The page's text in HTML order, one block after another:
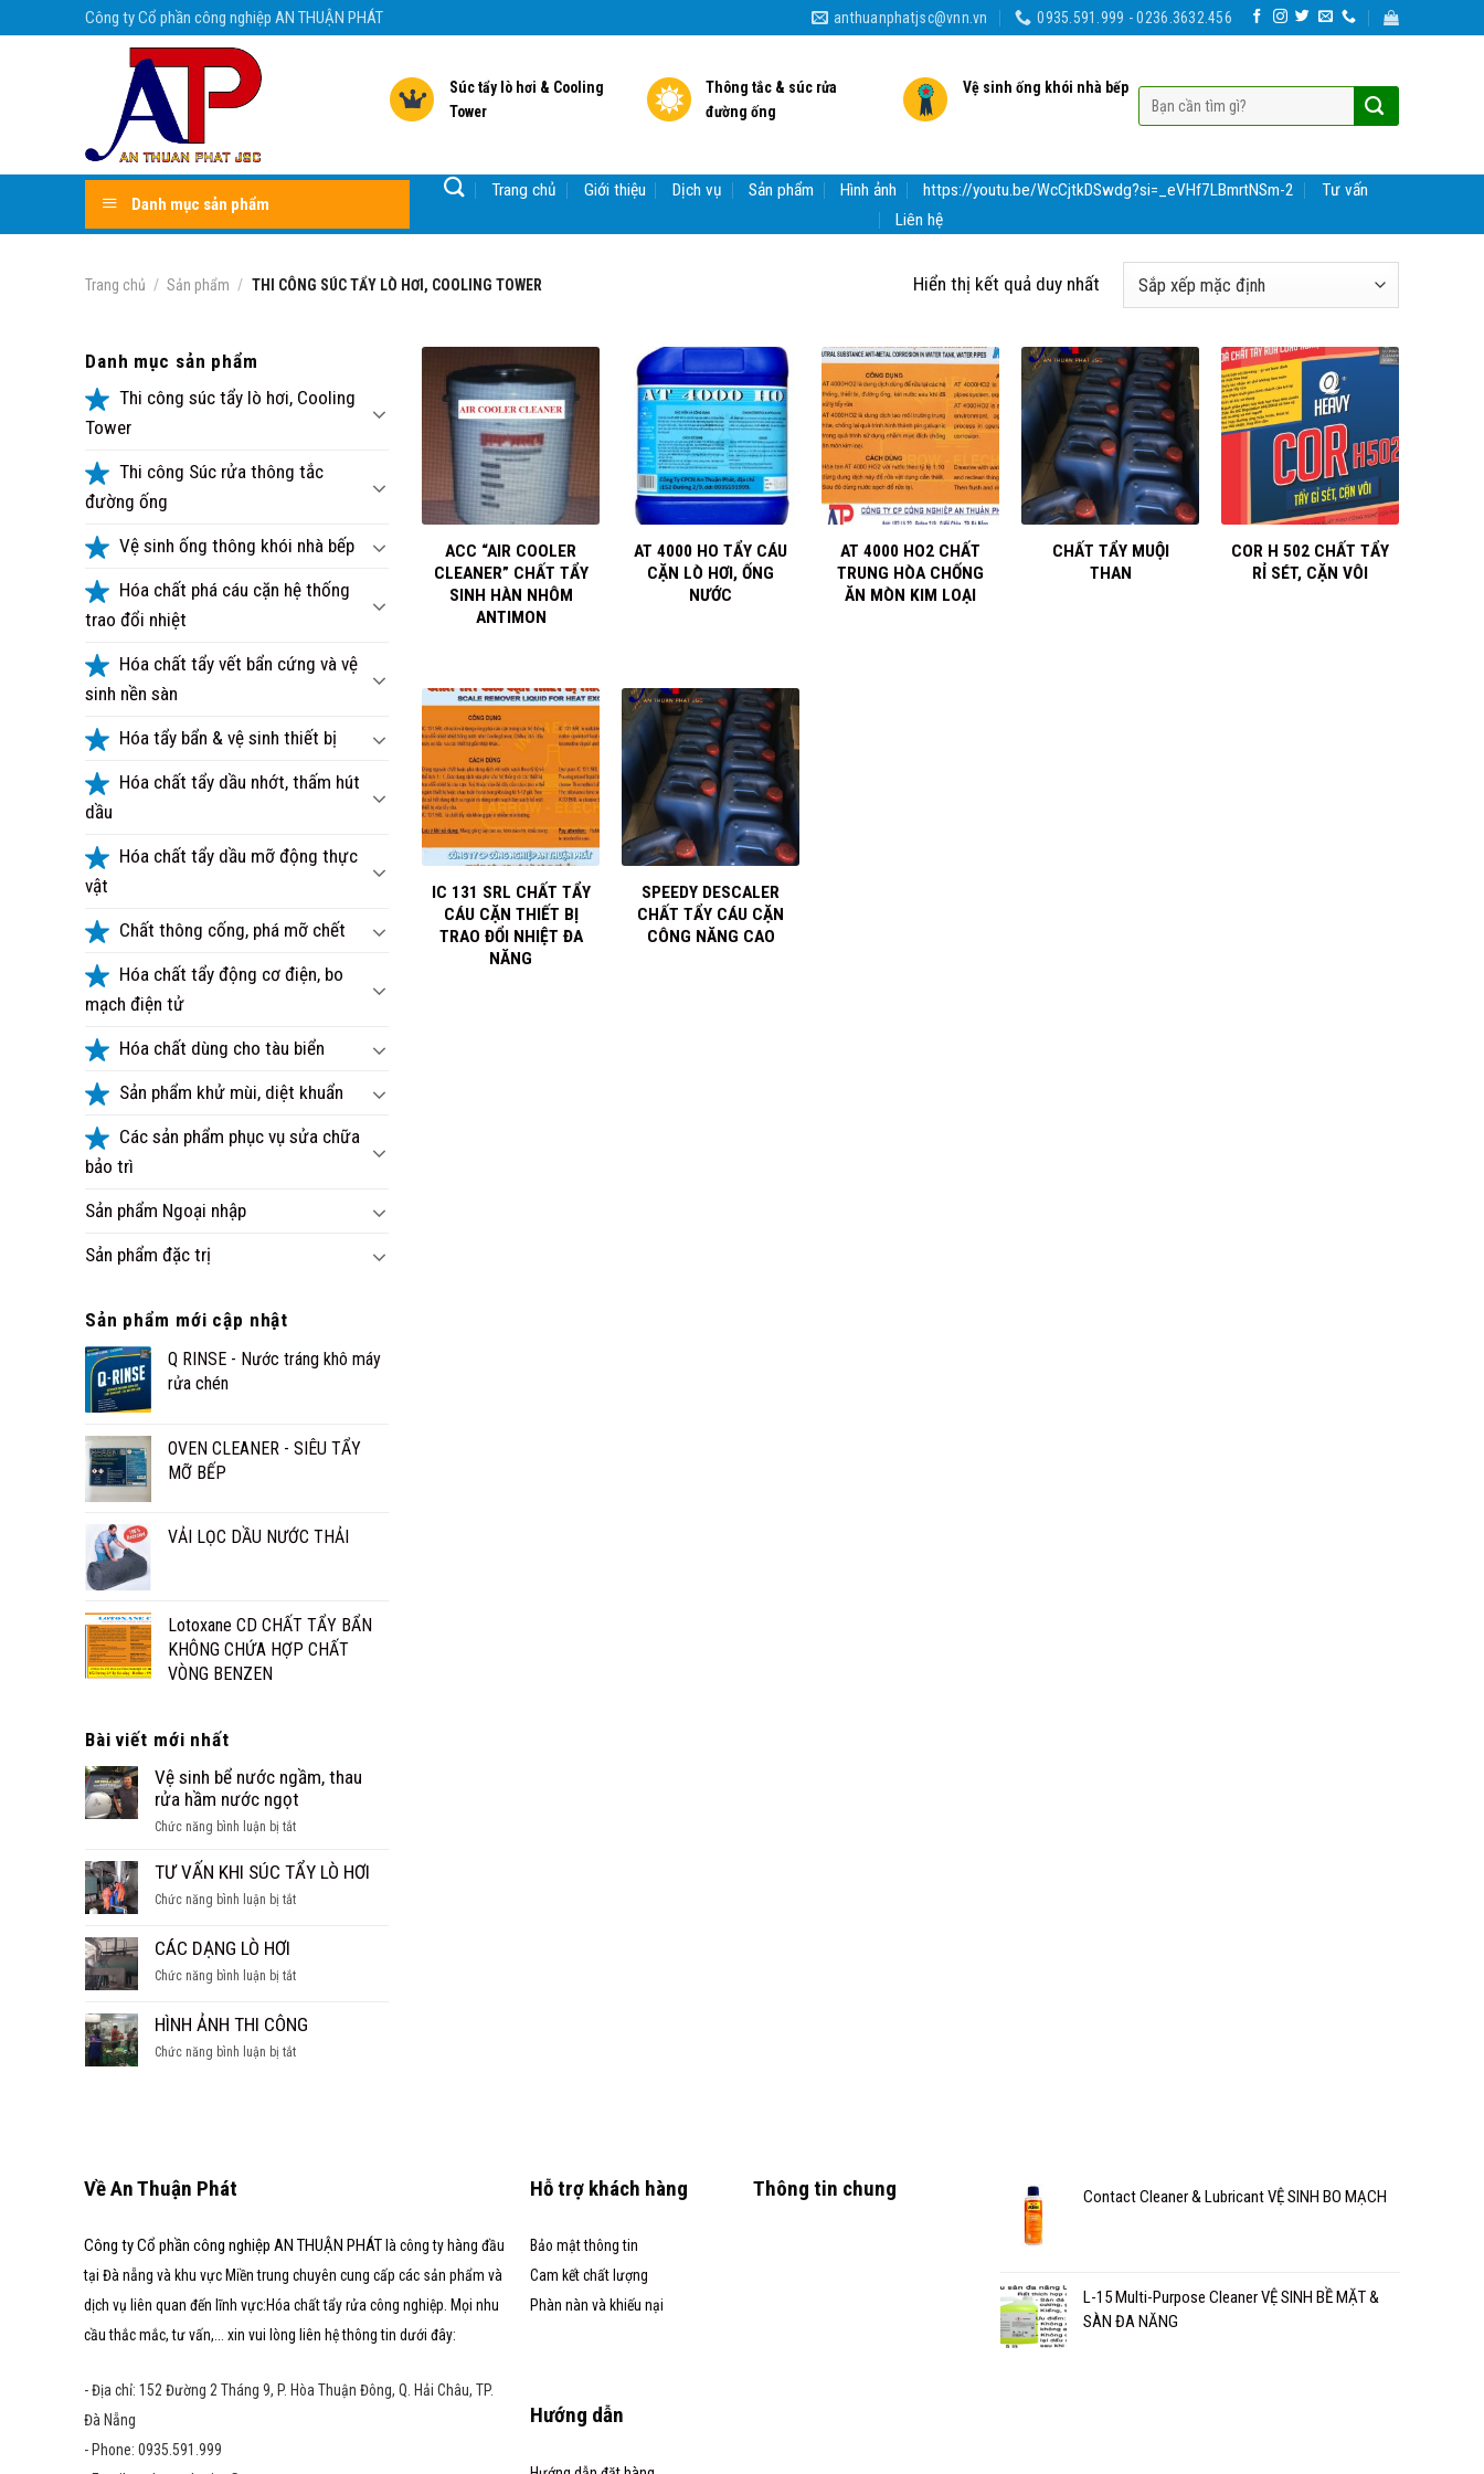
Công ty Cổ phần công nghiệp AN THUẬN PHÁT anthuanphatjsc@vnn.vn 0935.591.999 - 0236.3632.456
Súc tẩy lò hơi & Cooling
Tower
Thông tắc & súc rửa
đường ống
Vệ sinh ống khói nhà bếp
Danh mục sản phẩm
Trang chủ Giới thiệu Dịch vụ Sản phẩm Hình ảnh https://youtu.be/WcCjtkDSwdg?si=_eVHf7LBmrtNSm-2
Tư vấn
Liên hệ
Trang chủ / Sản phẩm / THI CÔNG SÚC TẨY LÒ HƠI, COOLING TOWER Hiển thị kết quả duy nhất
Danh mục sản phẩm
Thi công súc tẩy lò hơi, Cooling
Tower
Thi công Súc rửa thông tắc
đường ống
Vệ sinh ống thông khói nhà bếp
Hóa chất phá cáu cặn hệ thống
trao đổi nhiệt
Hóa chất tẩy vết bẩn cứng và vệ
sinh nền sàn
Hóa tẩy bẩn & vệ sinh thiết bị
Hóa chất tẩy dầu nhớt, thấm hút
dầu
Hóa chất tẩy dầu mỡ động thực
vật
Chất thông cống, phá mỡ chết
Hóa chất tẩy động cơ điện, bo
mạch điện tử
Hóa chất dùng cho tàu biển
Sản phẩm khử mùi, diệt khuẩn
Các sản phẩm phục vụ sửa chữa
bảo trì
Sản phẩm Ngoại nhập
Sản phẩm đặc trị
Sản phẩm mới cập nhật
Q RINSE - Nước tráng khô máy
rửa chén
OVEN CLEANER - SIÊU TẨY
MỠ BẾP
VẢI LỌC DẦU NƯỚC THẢI
Lotoxane CD CHẤT TẨY BẨN
KHÔNG CHỨA HỢP CHẤT
VÒNG BENZEN
Bài viết mới nhất
Vệ sinh bể nước ngầm, thau
rửa hầm nước ngọt
Chức năng bình luận bị tắtở
sinh
nước
rửa
nước
ngọt
TƯ VẤN KHI SÚC TẨY LÒ HƠI
Chức năng bình luận bị tắtở
SÚC
LÒ
HƠI
CÁC DẠNG LÒ HƠI
Chức năng bình luận bị tắtở
DẠNG
HƠI
HÌNH ẢNH THI CÔNG
Chức năng bình luận bị tắtở
+
ACC “AIR COOLER
CLEANER” CHẤT TẨY
SINH HÀN NHÔM
ANTIMON
+
AT 4000 HO TẨY CÁU
CẶN LÒ HƠI, ỐNG
NƯỚC
+
AT 4000 HO2 CHẤT
TRUNG HÒA CHỐNG
ĂN MÒN KIM LOẠI
+
CHẤT TẨY MUỘI
THAN
COR H 502 CHẤT TẨY
RỈ SÉT, CẶN VÔI
+
IC 131 SRL CHẤT TẨY
CÁU CẶN THIẾT BỊ
TRAO ĐỔI NHIỆT ĐA
NĂNG
+
SPEEDY DESCALER
CHẤT TẨY CÁU CẶN
CÔNG NĂNG CAO
Về An Thuận Phát
Công ty Cổ phần công nghiệp AN THUẬN PHÁTlà công ty hàng đầu
tại Đà nẵng và khu vực Miền trung chuyên cung cấp các sản phẩm và
dịch vụ liên quan đến lĩnh vực:Hóa chất tẩy rửa công nghiệp. Mọi nhu
cầu thắc mắc, tư vấn,... xin vui lòng liên hệ thông tin dưới đây:
- Địa chỉ: 152 Đường 2 Tháng 9, P. Hòa Thuận Đông, Q. Hải Châu, TP.
Đà Nẵng
- Phone: 0935.591.999
Hỗ trợ khách hàng
Bảo mật thông tin
Cam kết chất lượng
Phàn nàn và khiếu nại
Hướng dẫn
Thông tin chung Contact Cleaner & Lubricant VỆ SINH BO MẠCH
L-15 Multi-Purpose Cleaner VỆ SINH BỀ MẶT &
SÀN ĐA NĂNG